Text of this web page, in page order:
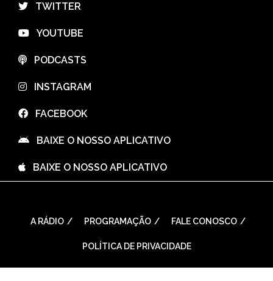
⠀TWITTER
⠀YOUTUBE
⠀PODCASTS
⠀INSTAGRAM
⠀FACEBOOK
⠀BAIXE O NOSSO APLICATIVO
⠀BAIXE O NOSSO APLICATIVO
A RÁDIO PROGRAMAÇÃO FALE CONOSCO
POLÍTICA DE PRIVACIDADE